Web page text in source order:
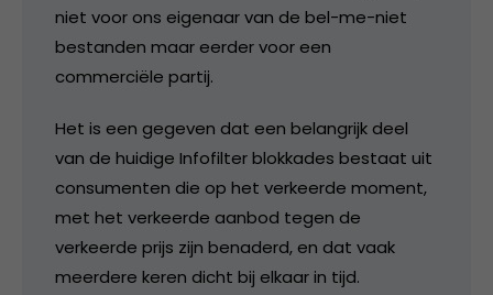
niet voor ons eigenaar van de bel-me-niet
bestanden maar eerder voor een
commerciële partij.
Het is een gegeven dat een belangrijk deel
van de huidige Infofilter blokkades bestaat uit
consumenten die op het verkeerde moment,
met het verkeerde aanbod tegen de
verkeerde prijs zijn benaderd, en dat vaak
meerdere keren dicht bij elkaar in tijd.